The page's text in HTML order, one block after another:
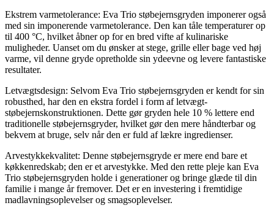
Ekstrem varmetolerance: Eva Trio støbejernsgryden imponerer også
med sin imponerende varmetolerance. Den kan tåle temperaturer op
til 400 °C, hvilket åbner op for en bred vifte af kulinariske
muligheder. Uanset om du ønsker at stege, grille eller bage ved høj
varme, vil denne gryde opretholde sin ydeevne og levere fantastiske
resultater.
Letvægtsdesign: Selvom Eva Trio støbejernsgryden er kendt for sin
robusthed, har den en ekstra fordel i form af letvægt-
støbejernskonstruktionen. Dette gør gryden hele 10 % lettere end
traditionelle støbejernsgryder, hvilket gør den mere håndterbar og
bekvem at bruge, selv når den er fuld af lækre ingredienser.
Arvestykkekvalitet: Denne støbejernsgryde er mere end bare et
køkkenredskab; den er et arvestykke. Med den rette pleje kan Eva
Trio støbejernsgryden holde i generationer og bringe glæde til din
familie i mange år fremover. Det er en investering i fremtidige
madlavningsoplevelser og smagsoplevelser.